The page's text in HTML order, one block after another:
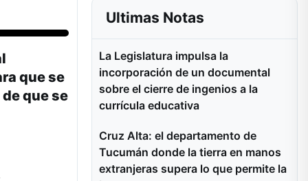
que se
que se
Ultimas Notas
La Legislatura impulsa la
incorporación de un documental
sobre el cierre de ingenios a la
currícula educativa
Cruz Alta: el departamento de
Tucumán donde la tierra en manos
extranjeras supera lo que permite la